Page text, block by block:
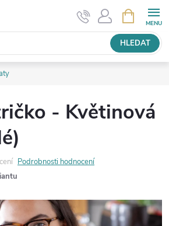
HLEDAT
NÁKUPNÍ
KOŠÍK
- Květinová
Podrobnosti hodnocení